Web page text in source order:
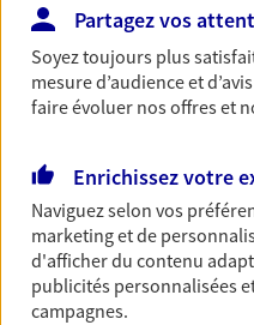
Agent Général
France
118 Rue J.b. Defernez,
Horaires :Fermé
Partagez vos
Soyez toujours plus
mesure d’audience et
faire évoluer nos offres et
Enrichissez votre
Naviguez selon vos
marketing et de
d'afficher du contenu
publicités personnalisées
campagnes.